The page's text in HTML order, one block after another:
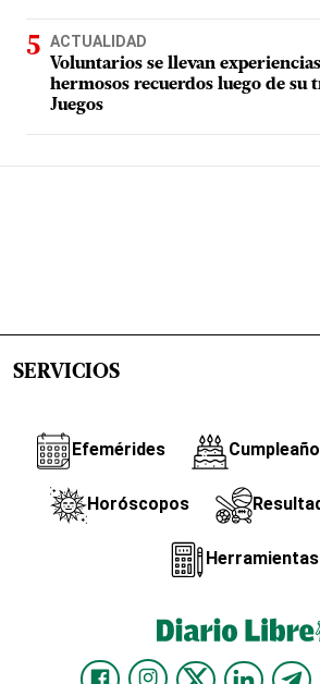
ACTUALIDAD
Voluntarios se llevan
hermosos recuerdos luego de su
Juegos
SERVICIOS
Efemérides
Horóscopos
Herramientas